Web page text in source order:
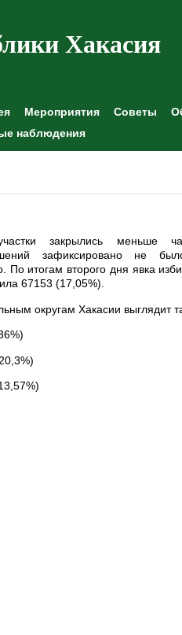
Хакасия
Мероприятия Советы
наблюдения
закрылись меньше
зафиксировано не
По итогам второго дня явка
67153 (17,05%).
округам Хакасии выглядит